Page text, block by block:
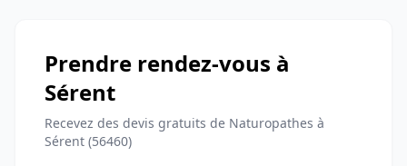
Prendre rendez-vous à
Sérent
Recevez des devis gratuits de Naturopathes à
Sérent (56460)